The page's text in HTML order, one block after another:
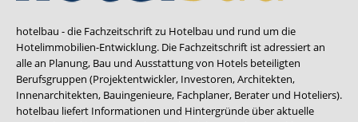
hotelbau - die Fachzeitschrift zu Hotelbau und rund um die
Hotelimmobilien-Entwicklung. Die Fachzeitschrift ist adressiert an
alle an Planung, Bau und Ausstattung von Hotels beteiligten
Berufsgruppen (Projektentwickler, Investoren, Architekten,
Innenarchitekten, Bauingenieure, Fachplaner, Berater und Hoteliers).
hotelbau liefert Informationen und Hintergründe über aktuelle